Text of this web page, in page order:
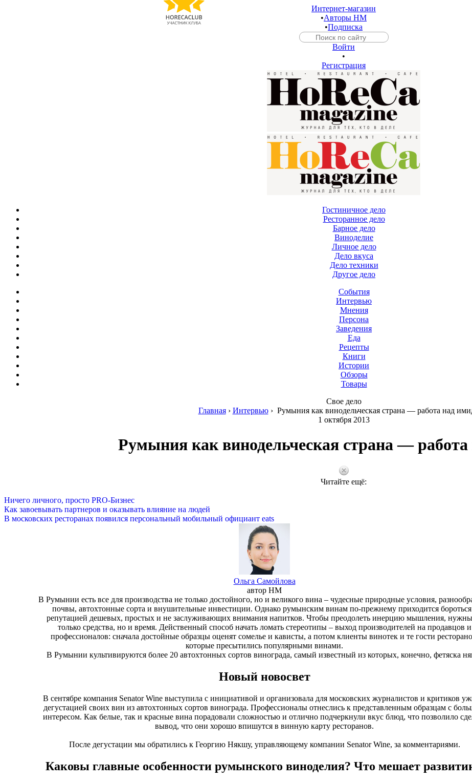
Интернет-магазин
•Авторы HM
•Подписка
Войти
•
Регистрация
Гостиничное дело
Ресторанное дело
Барное дело
Виноделие
Личное дело
Дело вкуса
Дело техники
Другое дело
События
Интервью
Мнения
Персона
Заведения
Еда
Рецепты
Книги
Истории
Обзоры
Товары
Свое дело
Главная› Интервью› Румыния как винодельческая страна — работа над
1 октября 2013
Румыния как винодельческая страна —
Читайте ещё:
Ничего личного, просто PRO-Бизнес
Как завоевывать партнеров и оказывать влияние на людей
В московских ресторанах появился персональный мобильный официант eats
Ольга Самойлова
автор HM
В Румынии есть все для производства не только достойного, но и великого вина – чудесные природные условия,
почвы, автохтонные сорта и внушительные инвестиции. Однако румынским винам по-прежнему приходится бороться
репутацией дешевых, простых и не заслуживающих внимания напитков. Чтобы преодолеть инерцию мышления,
только средства, но и время. Действенный способ начать ломать стереотипы – выход производителей на продавцов и
профессионалов: сначала достойные образцы оценят сомелье и кависты, а потом клиенты винотек и те гости
которые пресытились популярными винами.
В Румынии культивируются более 20 автохтонных сортов винограда, самый известный из которых, конечно, фетяска
Новый новосвет
В сентябре компания Senator Wine выступила с инициативой и организовала для московских журналистов и критиков
дегустацией своих вин из автохтонных сортов винограда. Профессионалы отнеслись к представленным образцам с
интересом. Как белые, так и красные вина порадовали сложностью и отлично подчеркнули вкус блюд, что позволило
вывод, что они хорошо впишутся в винную карту ресторанов.
После дегустации мы обратились к Георгию Някшу, управляющему компании Senator Wine, за комментариями.
Каковы главные особенности румынского виноделия? Что мешает